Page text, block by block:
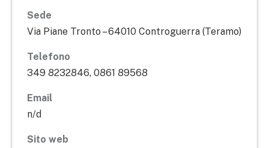
Sede
Via Piane Tronto – 64010 Controguerra (Teramo)
Telefono
349 8232846, 0861 89568
Email
n/d
Sito web